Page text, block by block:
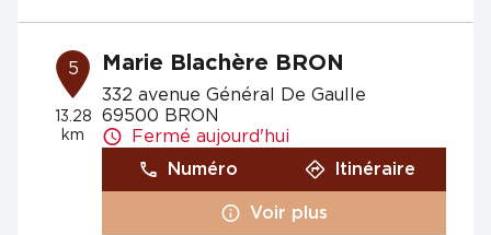
5
13.28
km
Marie Blachère BRON
332 avenue Général De Gaulle
69500 BRON
Fermé aujourd'hui
Numéro
Itinéraire
Voir plus